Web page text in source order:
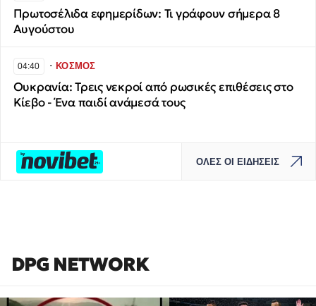
Πρωτοσέλιδα εφημερίδων: Τι γράφουν σήμερα 8
Αυγούστου
04:40 ∙ΚΟΣΜΟΣ
Ουκρανία: Τρεις νεκροί από ρωσικές επιθέσεις στο
Κίεβο - Ένα παιδί ανάμεσά τους
ΟΛΕΣ ΟΙ ΕΙΔΗΣΕΙΣ
DPG NETWORK